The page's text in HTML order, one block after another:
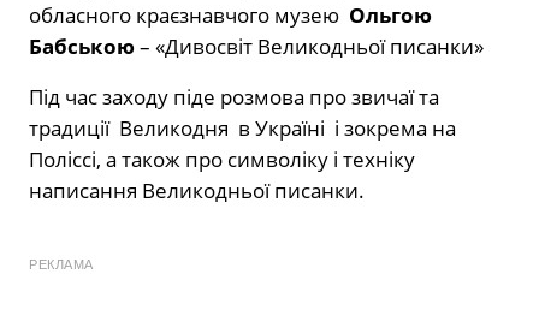
обласного краєзнавчого музею Ольгою
Бабською– «Дивосвіт Великодньої писанки»
Під час заходу піде розмова про звичаї та
традиції Великодня в Україні і зокрема на
Поліссі, а також про символіку і техніку
написання Великодньої писанки.
РЕКЛАМА